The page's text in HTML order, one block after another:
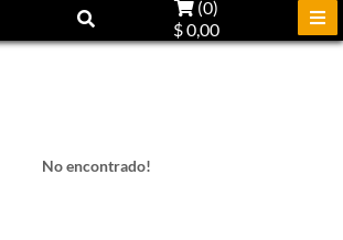
(0)
$ 0,00
No encontrado!